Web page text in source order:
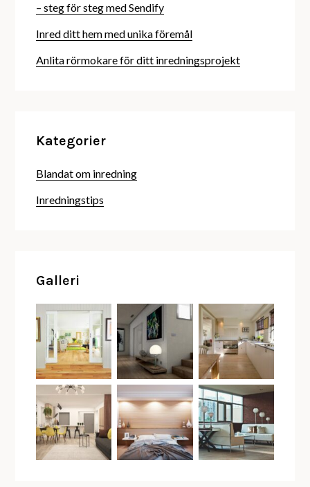
– steg för steg med Sendify
Inred ditt hem med unika föremål
Anlita rörmokare för ditt inredningsprojekt
Kategorier
Blandat om inredning
Inredningstips
Galleri